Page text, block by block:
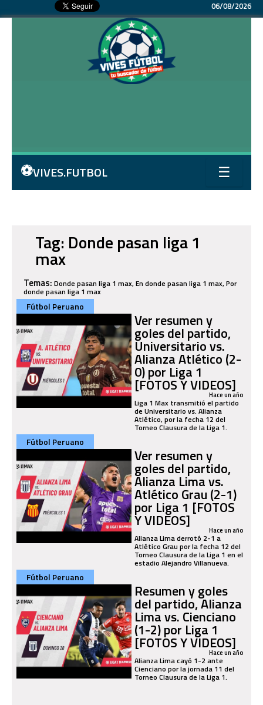
06/08/2026
⚽VIVES.FUTBOL ☰
Tag: Donde pasan liga 1
max
Temas: Donde pasan liga 1 max, En donde pasan liga 1 max, Por
donde pasan liga 1 max
Fútbol Peruano
Ver resumen y
goles del partido,
Universitario vs.
Alianza Atlético (2-
0) por Liga 1
[FOTOS Y VIDEOS]
Hace un año
Liga 1 Max transmitió el partido
de Universitario vs. Alianza
Atlético, por la fecha 12 del
Torneo Clausura de la Liga 1.
Fútbol Peruano
Ver resumen y
goles del partido,
Alianza Lima vs.
Atlético Grau (2-1)
por Liga 1 [FOTOS
Y VIDEOS] Hace un año
Alianza Lima derrotó 2-1 a
Atlético Grau por la fecha 12 del
Torneo Clausura de la Liga 1 en el
estadio Alejandro Villanueva.
Fútbol Peruano
Resumen y goles
del partido, Alianza
Lima vs. Cienciano
(1-2) por Liga 1
[FOTOS Y VIDEOS]
Hace un año
Alianza Lima cayó 1-2 ante
Cienciano por la jornada 11 del
Torneo Clausura de la Liga 1.